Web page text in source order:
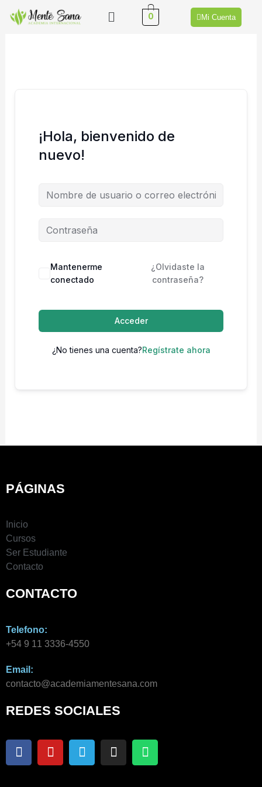
Menú 0 Mi Cuenta
¡Hola, bienvenido de
nuevo!
Mantenerme
conectado
¿Olvidaste la
contraseña?
Acceder
¿No tienes una cuenta?Regístrate ahora
PÁGINAS
Inicio
Cursos
Ser Estudiante
Contacto
CONTACTO
Telefono:
+54 9 11 3336-4550​
Email:
contacto@academiamentesana.com​
REDES SOCIALES
F
a
Y
o
T
e
I
n
W
h